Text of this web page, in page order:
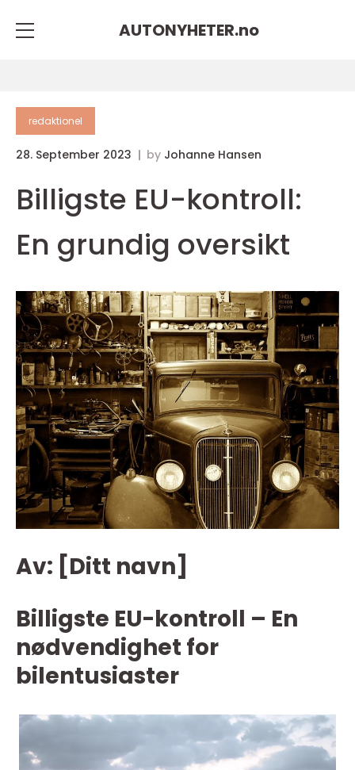
AUTONYHETER.no
redaktionel
28. September 2023 by Johanne Hansen
Billigste EU-kontroll:
En grundig oversikt
Av: [Ditt navn]
Billigste EU-kontroll – En
nødvendighet for
bilentusiaster